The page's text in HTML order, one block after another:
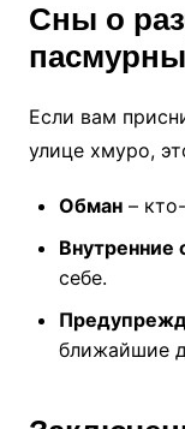
Сны о
Если вам
улице хмуро,
Обман–
Внутренние
себе.
ближайшие